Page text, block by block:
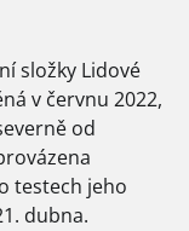
složky Lidové
v červnu 2022,
od
testech jeho
dubna.